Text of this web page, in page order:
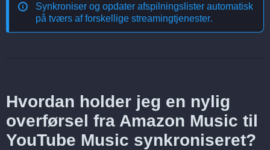
Synkroniser og opdater afspilningslister automatisk
på tværs af forskellige streamingtjenester.
Hvordan holder jeg en nylig
overførsel fra Amazon Music til
YouTube Music synkroniseret?